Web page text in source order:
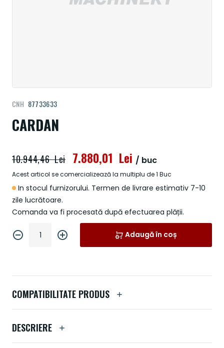
CARDAN
CNH 87733633
In stocul furnizorului. Termen de livrare estimativ 7-10
zile lucrătoare.
Comanda va fi procesată după efectuarea plății.
7.880,01 Lei
10.944,46 Lei / buc
Acest articol se comercializează la multiplu de 1 Buc
Adaugă în coș
la
începutul
galeriei
imagini
COMPATIBILITATE PRODUS
DESCRIERE